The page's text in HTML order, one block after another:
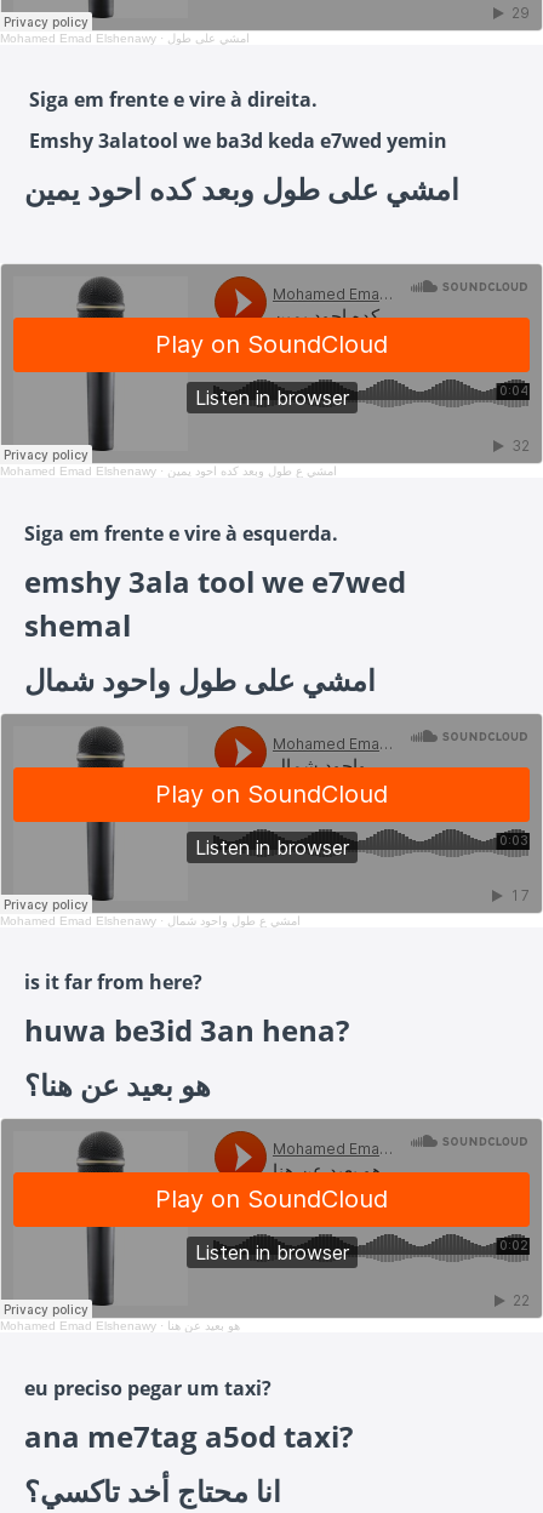
Mohamed Emad Elshenawy · امشي على طول
Siga em frente e vire à direita.
Emshy 3alatool we ba3d keda e7wed yemin
امشي على طول وبعد كده احود يمين
Mohamed Emad Elshenawy · امشي ع طول وبعد كده احود يمين
Siga em frente e vire à esquerda.
emshy 3ala tool we e7wed
shemal
امشي على طول واحود شمال
Mohamed Emad Elshenawy · امشي ع طول واحود شمال
is it far from here?
huwa be3id 3an hena?
هو بعيد عن هنا؟
Mohamed Emad Elshenawy · هو بعيد عن هنا
eu preciso pegar um taxi?
ana me7tag a5od taxi?
انا محتاج أخد تاكسي؟